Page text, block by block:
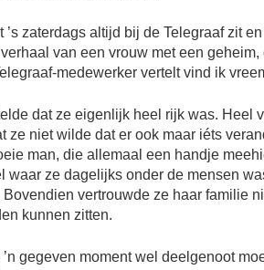
’s zaterdags altijd bij de Telegraaf zit
van een vrouw met een
medewerker vertelt vind ik
dat ze eigenlijk heel rijk was.
ze niet wilde dat er ook maar iéts
man, die allemaal een handje
waar ze dagelijks onder de mensen
Bovendien vertrouwde ze haar familie
kunnen zitten.
gegeven moment wel deelgenoot